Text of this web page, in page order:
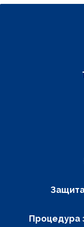
Фуутер
Процедура